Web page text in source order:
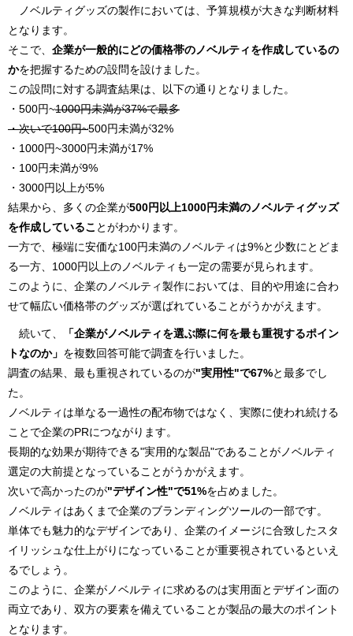
ノベルティグッズの製作においては、予算規模が大きな判断材料
となります。
そこで、 企業が一般的にどの価格帯のノベルティを作成しているの
かを把握するための設問を設けました。
この設問に対する調査結果は、以下の通りとなりました。
・500円~1000円未満が37%で最多
・次いで100円~500円未満が32%
・1000円~3000円未満が17%
・100円未満が9%
・3000円以上が5%
結果から、多くの企業が500円以上1000円未満のノベルティグッズ
を作成しているこ とがわかります。
一方で、極端に安価な100円未満のノベルティは9%と少数にとどま
る一方、1000円以上のノベルティも一定の需要が見られます。
このように、企業のノベルティ製作においては、目的や用途に合わ
せて幅広い価格帯のグッズが選ばれていることがうかがえます。
続いて、
「企業がノベルティを選ぶ際に何を最も重視するポイン
トなのか」 を複数回答可能で調査を行いました。
調査の結果、最も重視されているのが"実用性"で67%と最多でし
た。
ノベルティは単なる一過性の配布物ではなく、実際に使われ続ける
ことで企業のPRにつながります。
長期的な効果が期待できる"実用的な製品"であることがノベルティ
選定の大前提となっていることがうかがえます。
次いで高かったのが"デザイン性"で51%を占めました。
ノベルティはあくまで企業のブランディングツールの一部です。
単体でも魅力的なデザインであり、企業のイメージに合致したスタ
イリッシュな仕上がりになっていることが重要視されているといえ
るでしょう。
このように、企業がノベルティに求めるのは実用面とデザイン面の
両立であり、双方の要素を備えていることが製品の最大のポイント
となります。